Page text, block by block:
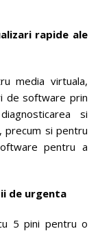
rapide ale
media virtuala,
de software prin
si
precum si pentru
pentru a
de urgenta
5 pini pentru o